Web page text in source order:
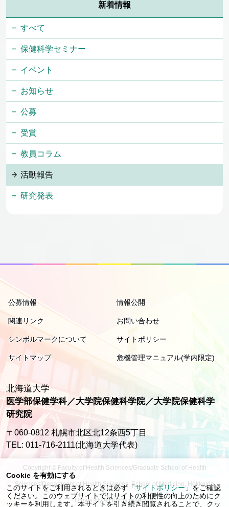
新着情報
すべて
保健科学セミナー
イベント
お知らせ
公募
受賞
教員コラム
活動報告
研究発表
Cookie を有効にする
このサイトをご利用されるときは必ず「サイトポリシー」をご確認
ください。このウェブサイトではサイトの利便性の向上のためにク
ッキーを利用します。本サイトを引き続き閲覧されることで、クッ
北海道大学
医学部保健学科／大学院保健科学院／大学院保健科学
研究院
〒060-0812 札幌市北区北12条西5丁目
TEL: 011-716-2111(北海道大学代表)
公募情報 情報公開
関連リンク お問い合わせ
シンボルマークについて サイトポリシー
サイトマップ 危機管理マニュアル(学内限定)
Copyright © Faculty of Health Sciences/Graduate School of Health
Sciences/Department of Health Sciences, School of Medicine, Hokkaido
University All rights reserved.